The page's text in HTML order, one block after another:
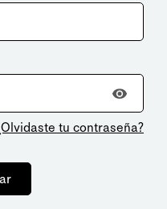
tu contraseña?